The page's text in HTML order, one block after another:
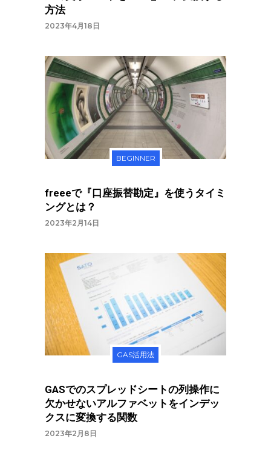
方法
2023年4月18日
BEGINNER
freeeで『口座振替勘定』を使うタイミ
ングとは？
2023年2月14日
GAS活用法
GASでのスプレッドシートの列操作に
欠かせないアルファベットをインデッ
クスに変換する関数
2023年2月8日